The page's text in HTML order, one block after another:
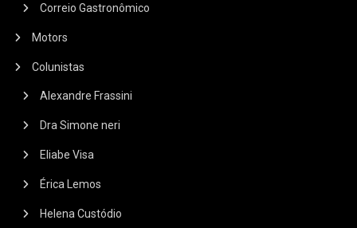
Correio Gastronômico
Motors
Colunistas
Alexandre Frassini
Dra Simone neri
Eliabe Visa
Érica Lemos
Helena Custódio